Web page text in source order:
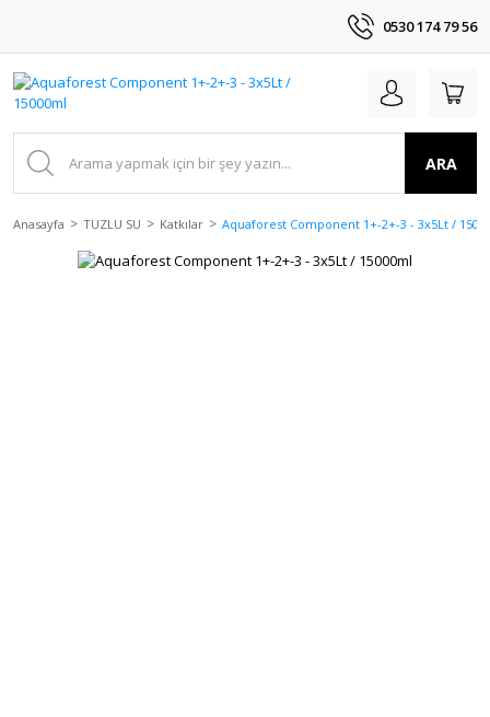
0530 174 79 56
ARA
Anasayfa TUZLU SU Katkılar Aquaforest Component 1+-2+-3 - 3x5Lt /